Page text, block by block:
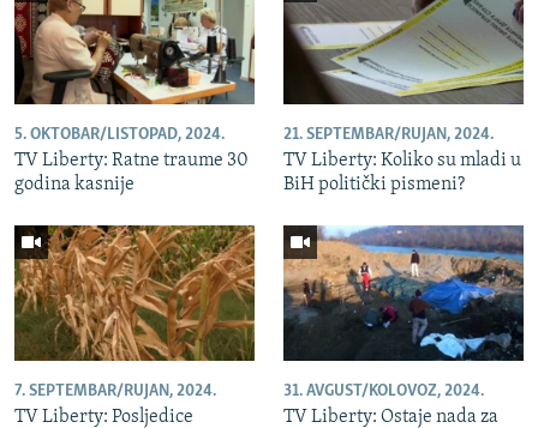
5. OKTOBAR/LISTOPAD, 2024.
TV Liberty: Ratne traume 30
godina kasnije
21. SEPTEMBAR/RUJAN, 2024.
TV Liberty: Koliko su mladi u
BiH politički pismeni?
7. SEPTEMBAR/RUJAN, 2024.
TV Liberty: Posljedice
31. AVGUST/KOLOVOZ, 2024.
TV Liberty: Ostaje nada za